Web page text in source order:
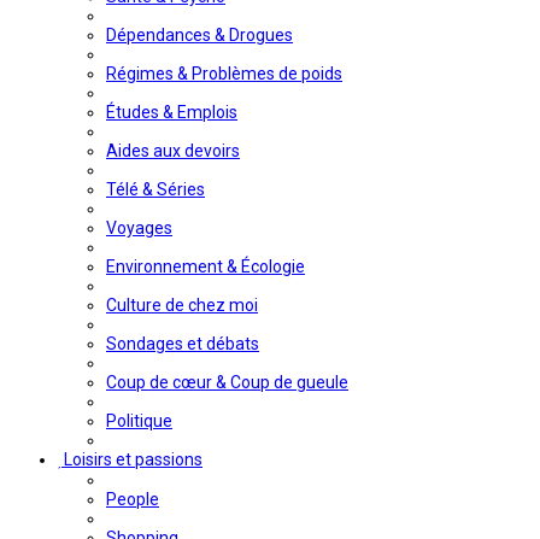
Dépendances & Drogues
Régimes & Problèmes de poids
Études & Emplois
Aides aux devoirs
Télé & Séries
Voyages
Environnement & Écologie
Culture de chez moi
Sondages et débats
Coup de cœur & Coup de gueule
Politique
Loisirs et passions
People